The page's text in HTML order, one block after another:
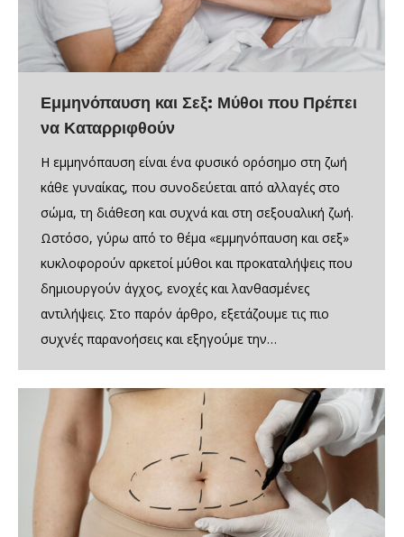
Εμμηνόπαυση και Σεξ: Μύθοι που Πρέπει
να Καταρριφθούν
Η εμμηνόπαυση είναι ένα φυσικό ορόσημο στη ζωή
κάθε γυναίκας, που συνοδεύεται από αλλαγές στο
σώμα, τη διάθεση και συχνά και στη σεξουαλική ζωή.
Ωστόσο, γύρω από το θέμα «εμμηνόπαυση και σεξ»
κυκλοφορούν αρκετοί μύθοι και προκαταλήψεις που
δημιουργούν άγχος, ενοχές και λανθασμένες
αντιλήψεις. Στο παρόν άρθρο, εξετάζουμε τις πιο
συχνές παρανοήσεις και εξηγούμε την…